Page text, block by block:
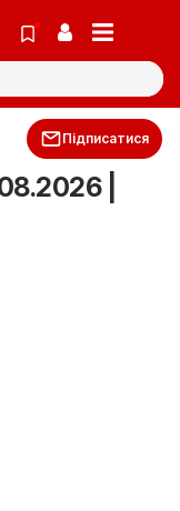
Підписатися
|